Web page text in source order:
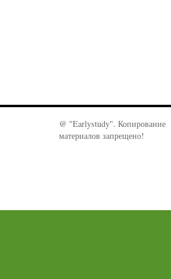
@ "Earlystudy". Копирование
материалов запрещено!